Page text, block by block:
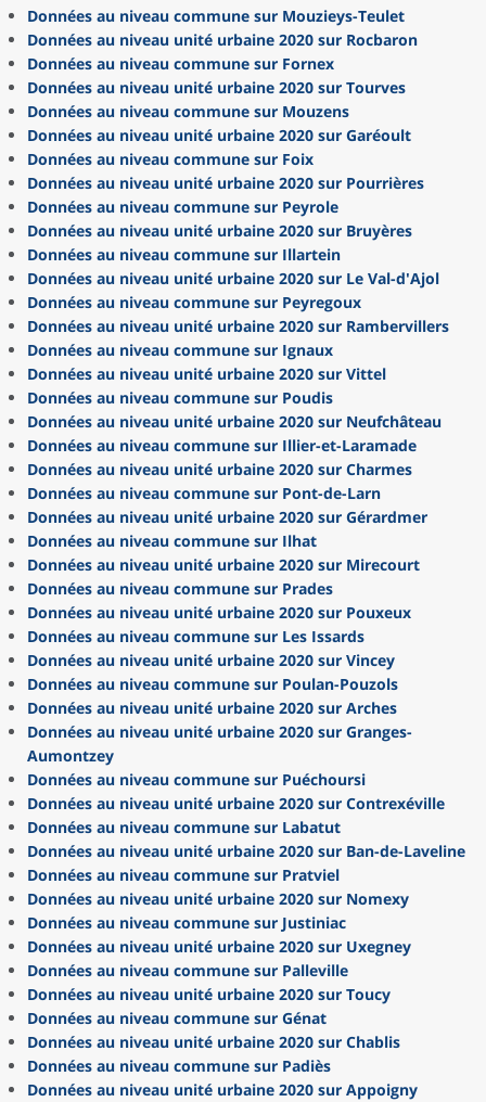
Données au niveau commune sur Mouzieys-Teulet
Données au niveau unité urbaine 2020 sur Rocbaron
Données au niveau commune sur Fornex
Données au niveau unité urbaine 2020 sur Tourves
Données au niveau commune sur Mouzens
Données au niveau unité urbaine 2020 sur Garéoult
Données au niveau commune sur Foix
Données au niveau unité urbaine 2020 sur Pourrières
Données au niveau commune sur Peyrole
Données au niveau unité urbaine 2020 sur Bruyères
Données au niveau commune sur Illartein
Données au niveau unité urbaine 2020 sur Le Val-d'Ajol
Données au niveau commune sur Peyregoux
Données au niveau unité urbaine 2020 sur Rambervillers
Données au niveau commune sur Ignaux
Données au niveau unité urbaine 2020 sur Vittel
Données au niveau commune sur Poudis
Données au niveau unité urbaine 2020 sur Neufchâteau
Données au niveau commune sur Illier-et-Laramade
Données au niveau unité urbaine 2020 sur Charmes
Données au niveau commune sur Pont-de-Larn
Données au niveau unité urbaine 2020 sur Gérardmer
Données au niveau commune sur Ilhat
Données au niveau unité urbaine 2020 sur Mirecourt
Données au niveau commune sur Prades
Données au niveau unité urbaine 2020 sur Pouxeux
Données au niveau commune sur Les Issards
Données au niveau unité urbaine 2020 sur Vincey
Données au niveau commune sur Poulan-Pouzols
Données au niveau unité urbaine 2020 sur Arches
Données au niveau unité urbaine 2020 sur Granges-
Aumontzey
Données au niveau commune sur Puéchoursi
Données au niveau unité urbaine 2020 sur Contrexéville
Données au niveau commune sur Labatut
Données au niveau unité urbaine 2020 sur Ban-de-Laveline
Données au niveau commune sur Pratviel
Données au niveau unité urbaine 2020 sur Nomexy
Données au niveau commune sur Justiniac
Données au niveau unité urbaine 2020 sur Uxegney
Données au niveau commune sur Palleville
Données au niveau unité urbaine 2020 sur Toucy
Données au niveau commune sur Génat
Données au niveau unité urbaine 2020 sur Chablis
Données au niveau commune sur Padiès
Données au niveau unité urbaine 2020 sur Appoigny